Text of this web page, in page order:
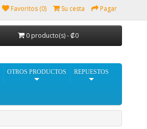
Favoritos (0) Su cesta Pagar
0 producto(s) - ₡0
OTROS PRODUCTOS REPUESTOS